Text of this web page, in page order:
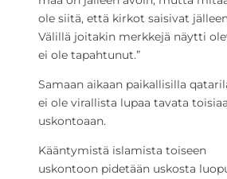
ole siitä, että kirkot saisivat
Välillä joitakin merkkejä näytti
ei ole tapahtunut.”
Samaan aikaan paikallisilla
ei ole virallista lupaa tavata
uskontoaan.
Kääntymistä islamista toiseen
uskontoon pidetään uskosta